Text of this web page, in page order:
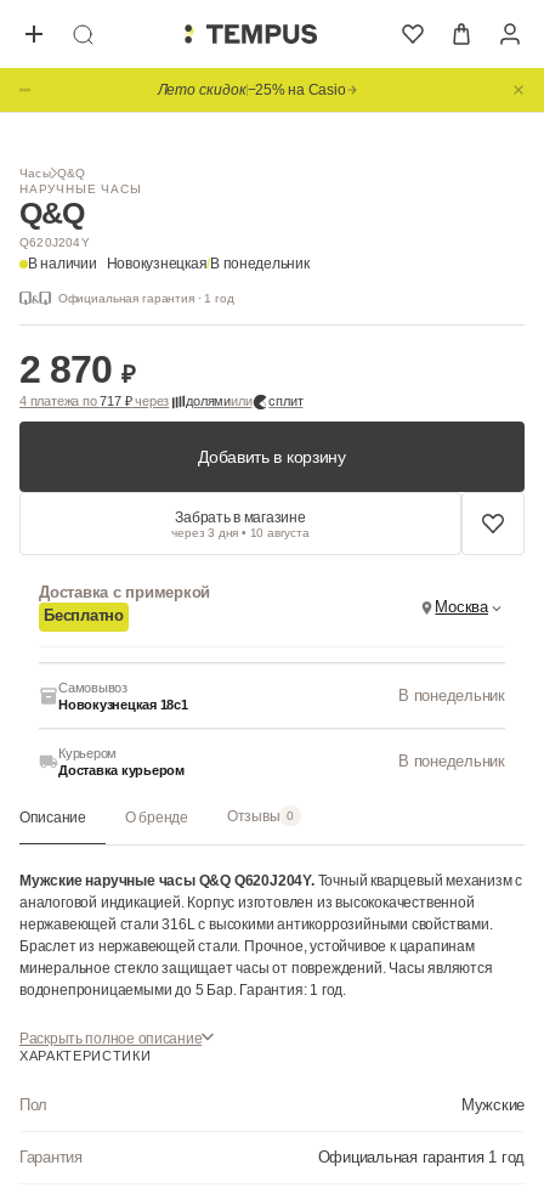
Лето скидок−25% на Casio
Часы Q&Q
НАРУЧНЫЕ ЧАСЫ
Q&Q
Q620J204Y
В наличии Новокузнецкая/В понедельник
Официальная гарантия · 1 год
2 870 ₽
4 платежа по717 ₽через долямиили сплит
Добавить в корзину
Забрать в магазине
через 3 дня • 10 августа
Доставка с примеркой
Бесплатно
Москва
Самовывоз
Новокузнецкая 18с1
В понедельник
Курьером
Доставка курьером
В понедельник
Описание О бренде Отзывы 0
Мужские наручные часы Q&Q Q620J204Y.Точный кварцевый механизм с
аналоговой индикацией. Корпус изготовлен из высококачественной
нержавеющей стали 316L с высокими антикоррозийными свойствами.
Браслет из нержавеющей стали. Прочное, устойчивое к царапинам
минеральное стекло защищает часы от повреждений. Часы являются
водонепроницаемыми до 5 Бар. Гарантия: 1 год.
Инструкция к Q&Q Q620J204Y на русском языке
Раскрыть полное описание
ХАРАКТЕРИСТИКИ
Пол Мужские
Гарантия Официальная гарантия 1 год